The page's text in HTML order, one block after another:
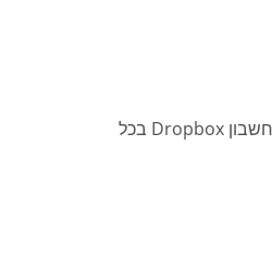
יש לבחור את התיקייה המועדפת דרך Dropbox, ולחיצה על שמירה פעם נוספת. כעת ניתן לגשת להקלטה מחשבון Dropbox בכל